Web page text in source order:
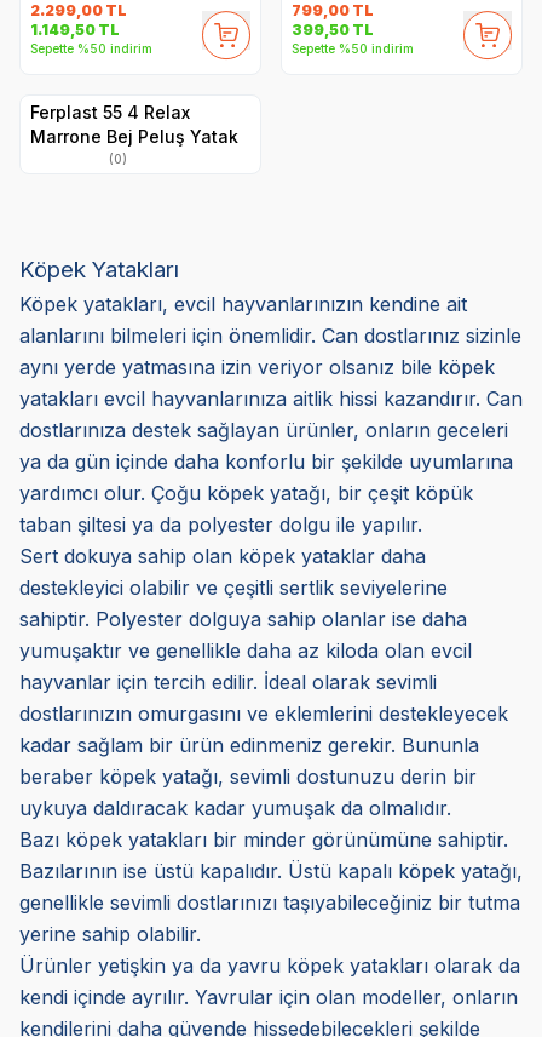
2.299,00 TL
1.149,50 TL
Sepette %50 indirim
799,00 TL
399,50 TL
Sepette %50 indirim
Ferplast 55 4 Relax
Marrone Bej Peluş Yatak
(0)
Köpek Yatakları
Köpek yatakları, evcil hayvanlarınızın kendine ait
alanlarını bilmeleri için önemlidir. Can dostlarınız sizinle
aynı yerde yatmasına izin veriyor olsanız bile köpek
yatakları evcil hayvanlarınıza aitlik hissi kazandırır. Can
dostlarınıza destek sağlayan ürünler, onların geceleri
ya da gün içinde daha konforlu bir şekilde uyumlarına
yardımcı olur. Çoğu köpek yatağı, bir çeşit köpük
taban şiltesi ya da polyester dolgu ile yapılır.
Sert dokuya sahip olan köpek yataklar daha
destekleyici olabilir ve çeşitli sertlik seviyelerine
sahiptir. Polyester dolguya sahip olanlar ise daha
yumuşaktır ve genellikle daha az kiloda olan evcil
hayvanlar için tercih edilir. İdeal olarak sevimli
dostlarınızın omurgasını ve eklemlerini destekleyecek
kadar sağlam bir ürün edinmeniz gerekir. Bununla
beraber köpek yatağı, sevimli dostunuzu derin bir
uykuya daldıracak kadar yumuşak da olmalıdır.
Bazı köpek yatakları bir minder görünümüne sahiptir.
Bazılarının ise üstü kapalıdır. Üstü kapalı köpek yatağı,
genellikle sevimli dostlarınızı taşıyabileceğiniz bir tutma
yerine sahip olabilir.
Ürünler yetişkin ya da yavru köpek yatakları olarak da
kendi içinde ayrılır. Yavrular için olan modeller, onların
kendilerini daha güvende hissedebilecekleri şekilde